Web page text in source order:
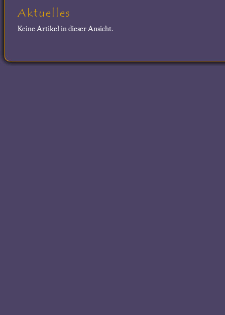
Aktuelles
Keine Artikel in dieser Ansicht.